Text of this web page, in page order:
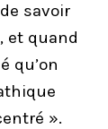
savoir
et quand
qu’on
».